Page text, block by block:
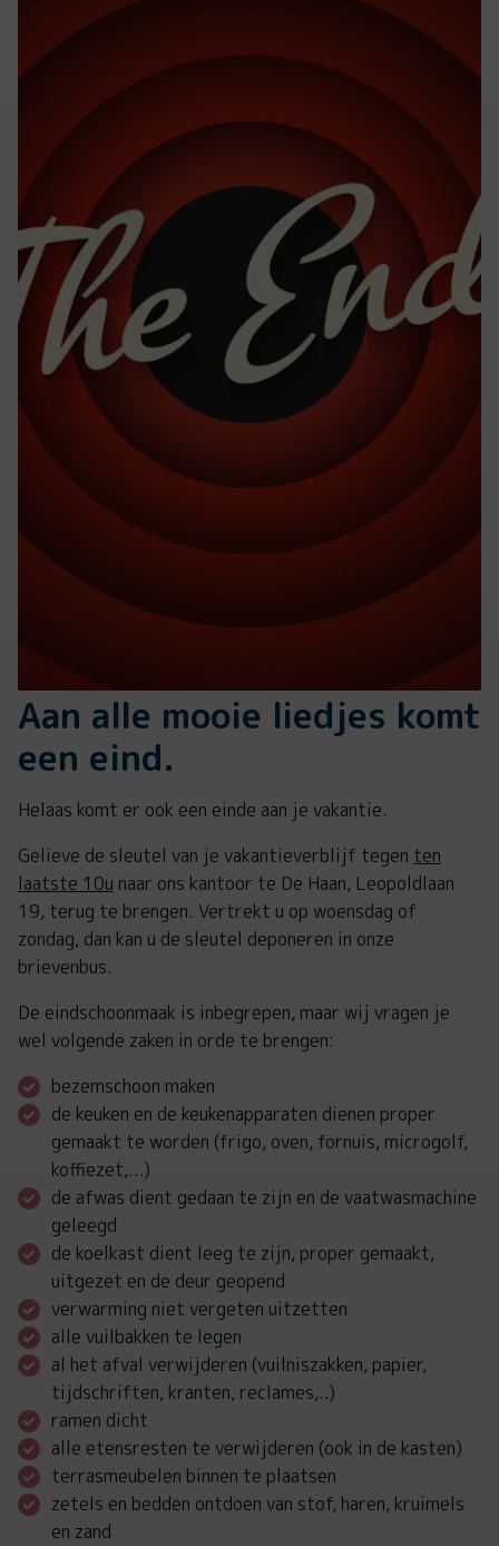
Aan alle mooie liedjes komt
een eind.
Helaas komt er ook een einde aan je vakantie.
Gelieve de sleutel van je vakantieverblijf tegen ten
laatste 10u naar ons kantoor te De Haan, Leopoldlaan
19, terug te brengen. Vertrekt u op woensdag of
zondag, dan kan u de sleutel deponeren in onze
brievenbus.
De eindschoonmaak is inbegrepen, maar wij vragen je
wel volgende zaken in orde te brengen:
bezemschoon maken
de keuken en de keukenapparaten dienen proper
gemaakt te worden (frigo, oven, fornuis, microgolf,
koffiezet,...)
de afwas dient gedaan te zijn en de vaatwasmachine
geleegd
de koelkast dient leeg te zijn, proper gemaakt,
uitgezet en de deur geopend
verwarming niet vergeten uitzetten
alle vuilbakken te legen
al het afval verwijderen (vuilniszakken, papier,
tijdschriften, kranten, reclames,..)
ramen dicht
alle etensresten te verwijderen (ook in de kasten)
terrasmeubelen binnen te plaatsen
zetels en bedden ontdoen van stof, haren, kruimels
en zand